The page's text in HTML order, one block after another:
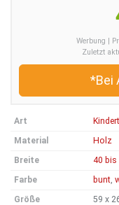
Werbung |
Zuletzt
*Bei
Art
Material
Holz
Breite
40 bis
Farbe
bunt,
Größe
59 x